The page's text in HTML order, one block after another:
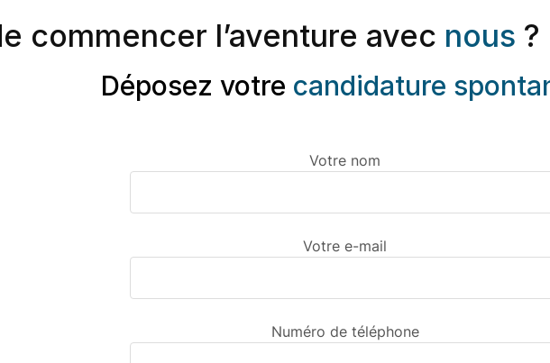
commencer l’aventure avec nous ?
Déposez votre candidature
Votre nom
Votre e-mail
Numéro de téléphone